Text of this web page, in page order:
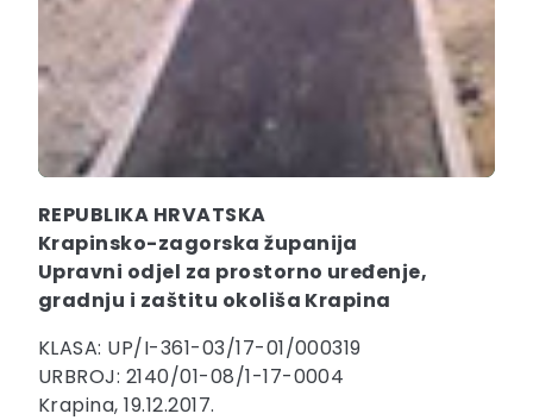
REPUBLIKA HRVATSKA
Krapinsko-zagorska županija
Upravni odjel za prostorno uređenje,
gradnju i zaštitu okoliša Krapina
KLASA: UP/I-361-03/17-01/000319
URBROJ: 2140/01-08/1-17-0004
Krapina, 19.12.2017.